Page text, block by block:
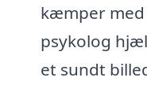
kæmper
psykolog
et sundt